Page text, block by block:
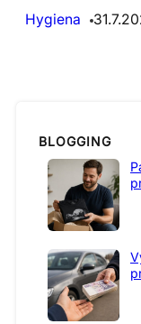
Hygiena
BLOGGING